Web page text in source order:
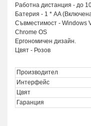
Работна дистанция - до
Батерия - 1 * AA
Съвместимост - Windows
Chrome OS
Ергономичен дизайн.
Цвят - Розов
Производител
Интерфейс
Цвят
Гаранция